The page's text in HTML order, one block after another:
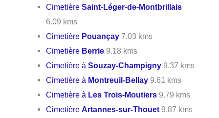
CimetièreSaint-Léger-de-Montbrillais
6.09 kms
Cimetière Pouançay 7.03 kms
Cimetière Berrie 9.18 kms
Cimetière àSouzay-Champigny 9.37 kms
Cimetière à Montreuil-Bellay 9.61 kms
Cimetière à Les Trois-Moutiers 9.79 kms
Cimetière Artannes-sur-Thouet 9.87 kms